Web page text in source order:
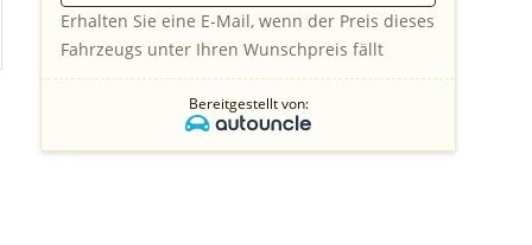
Erhalten Sie eine E-Mail, wenn der Preis dieses
Fahrzeugs unter Ihren Wunschpreis fällt
Bereitgestellt von: